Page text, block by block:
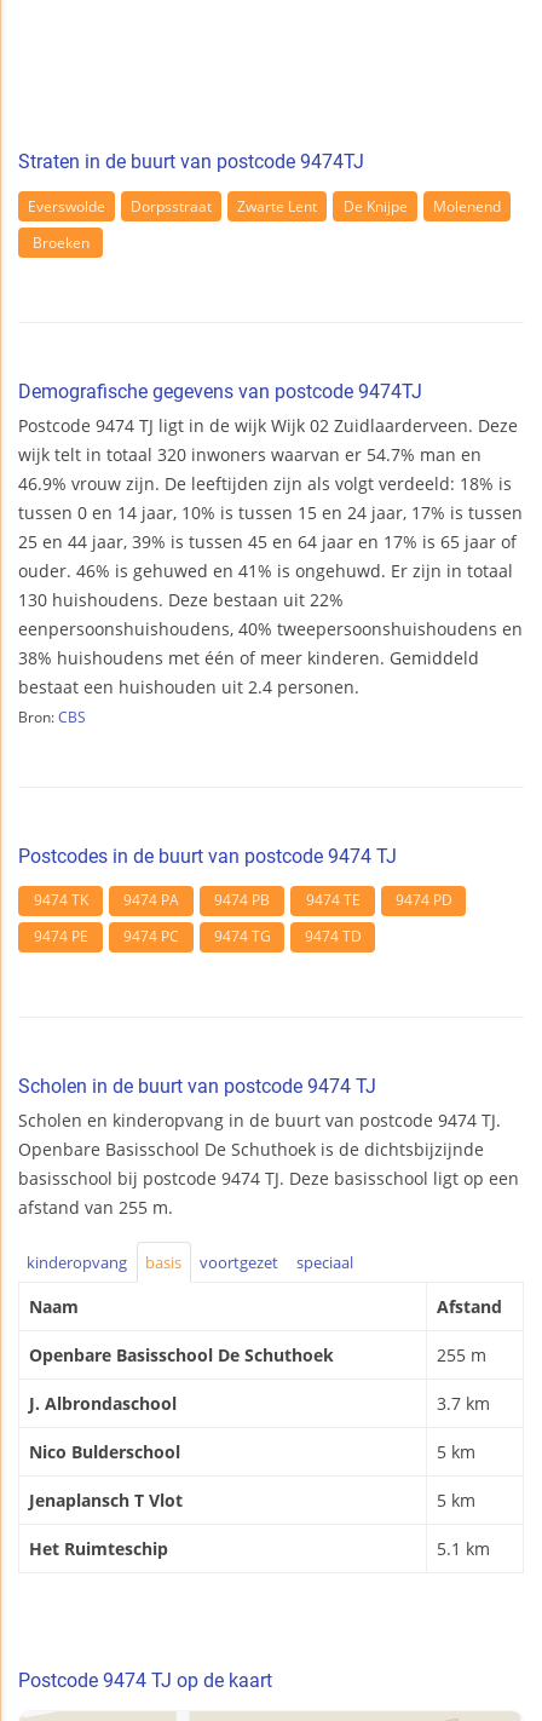
Straten in de buurt van postcode 9474TJ
Everswolde Dorpsstraat Zwarte Lent De Knijpe
Molenend
Broeken
Demografische gegevens van postcode 9474TJ
Postcode 9474 TJ ligt in de wijk Wijk 02 Zuidlaarderveen. Deze
wijk telt in totaal 320 inwoners waarvan er 54.7% man en
46.9% vrouw zijn. De leeftijden zijn als volgt verdeeld: 18% is
tussen 0 en 14 jaar, 10% is tussen 15 en 24 jaar, 17% is tussen
25 en 44 jaar, 39% is tussen 45 en 64 jaar en 17% is 65 jaar of
ouder. 46% is gehuwed en 41% is ongehuwd. Er zijn in totaal
130 huishoudens. Deze bestaan uit 22%
eenpersoonshuishoudens, 40% tweepersoonshuishoudens en
38% huishoudens met één of meer kinderen. Gemiddeld
bestaat een huishouden uit 2.4 personen.
Bron: CBS
Postcodes in de buurt van postcode 9474 TJ
9474 TK 9474 PA 9474 PB 9474 TE
9474 PD
9474 PE
9474 PC 9474 TG 9474 TD
Scholen in de buurt van postcode 9474 TJ
Scholen en kinderopvang in de buurt van postcode 9474 TJ.
Openbare Basisschool De Schuthoek is de dichtsbijzijnde
basisschool bij postcode 9474 TJ. Deze basisschool ligt op een
afstand van 255 m.
kinderopvang basis voortgezet speciaal
Naam Afstand
Openbare Basisschool De Schuthoek 255 m
J. Albrondaschool 3.7 km
Nico Bulderschool 5 km
Jenaplansch T Vlot 5 km
Het Ruimteschip 5.1 km
Postcode 9474 TJ op de kaart